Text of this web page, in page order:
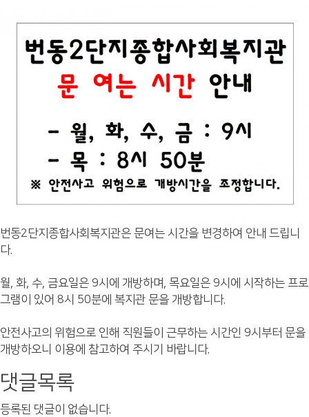
번동2단지종합사회복지관은 문여는 시간을 변경하여 안내 드립니
다.
월, 화, 수, 금요일은 9시에 개방하며, 목요일은 9시에 시작하는 프로
그램이 있어 8시 50분에 복지관 문을 개방합니다.
안전사고의 위험으로 인해 직원들이 근무하는 시간인 9시부터 문을
개방하오니 이용에 참고하여 주시기 바랍니다.
댓글목록
등록된 댓글이 없습니다.